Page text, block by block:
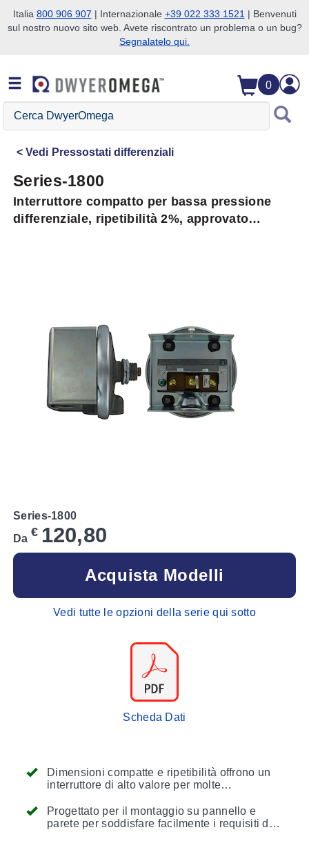
Salta alla ricerca
Salta al contenuto principale
Salta alla navigazione
Italia 800 906 907 | Internazionale +39 022 333 1521 | Benvenuti
sul nostro nuovo sito web. Avete riscontrato un problema o un bug?
Segnalatelo qui.
0
Cerca
DwyerOmega
Vedi Pressostati differenziali
Series-1800
Interruttore compatto per bassa pressione
differenziale, ripetibilità 2%, approvato
Dimensioni compatte e ripetibilità offrono un
interruttore di alto valore per molte
Progettato per il montaggio su pannello e
parete per soddisfare facilmente i requisiti di
Series-1800
Da € 120,80
Acquista Modelli
Vedi tutte le opzioni della serie qui sotto
Scheda Dati